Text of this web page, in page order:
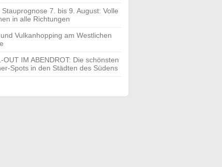
Stauprognose 7. bis 9. August: Volle
in alle Richtungen
Vulkanhopping am Westlichen
OUT IM ABENDROT: Die schönsten
Spots in den Städten des Südens